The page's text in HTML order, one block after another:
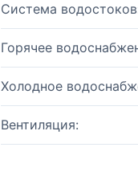
Система
Горячее
Холодное
Вентиляция: